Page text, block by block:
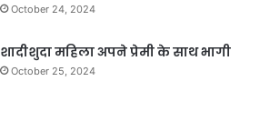
October 24, 2024
शादीशुदा महिला अपने प्रेमी के साथ भागी
October 25, 2024